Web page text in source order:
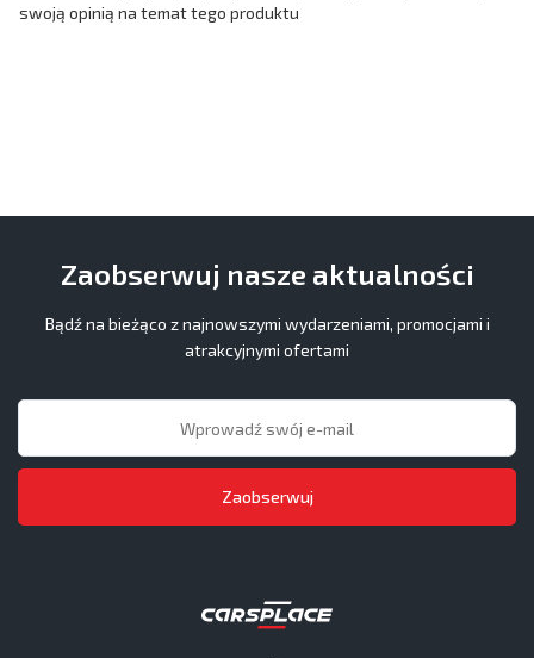
swoją opinią na temat tego produktu
Zaobserwuj nasze aktualności
Bądź na bieżąco z najnowszymi wydarzeniami, promocjami i
atrakcyjnymi ofertami
Zaobserwuj